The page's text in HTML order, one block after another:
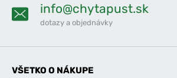
info@chytapust.sk
dotazy a objednávky
VŠETKO O NÁKUPE